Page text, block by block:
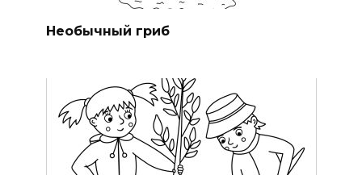
Необычный гриб